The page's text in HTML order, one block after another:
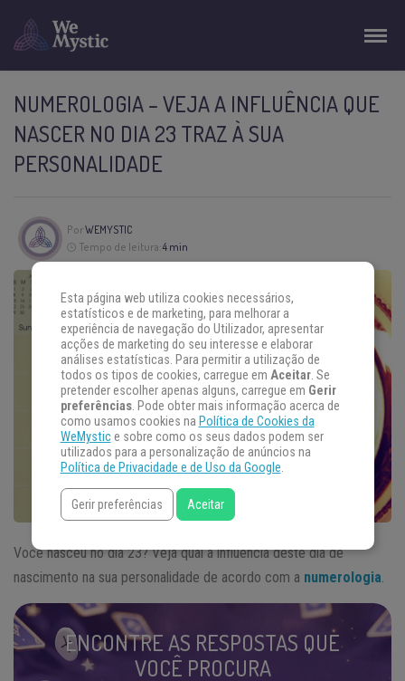
NUMEROLOGIA – VEJA A INFLUÊNCIA QUE
NASCER NO DIA 23 TRAZ À SUA
PERSONALIDADE
PorWEMYSTIC
Tempo de leitura:4 min
Você nasceu no dia 23? Veja qual a influência deste dia de
nascimento na sua personalidade de acordo com a numerologia
ENCONTRE AS RESPOSTAS QUE
VOCÊ PROCURA
Esta página web utiliza cookies necessários,
estatísticos e de marketing, para melhorar a
experiência de navegação do Utilizador, apresentar
acções de marketing do seu interesse e elaborar
análises estatísticas. Para permitir a utilização de
todos os tipos de cookies, carregue em Aceitar. Se
pretender escolher apenas alguns, carregue em Gerir
preferências. Pode obter mais informação acerca de
como usamos cookies na Política de Cookies da
WeMystice sobre como os seus dados podem ser
utilizados para a personalização de anúncios na
Política de Privacidade e de Uso da Google.
Gerir preferências Aceitar